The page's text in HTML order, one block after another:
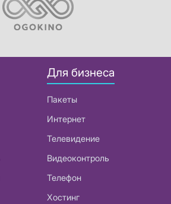
Для бизнеса
Пакеты
Интернет
Телевидение
Видеоконтроль
Телефон
Хостинг